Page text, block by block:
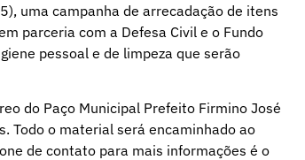
uma campanha de arrecadação de itens
parceria com a Defesa Civil e o Fundo
pessoal e de limpeza que serão
do Paço Municipal Prefeito Firmino José
Todo o material será encaminhado ao
de contato para mais informações é o